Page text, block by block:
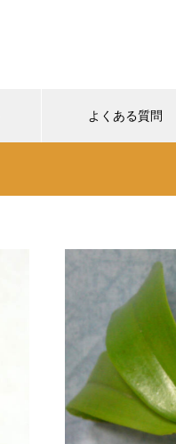
よくある質問